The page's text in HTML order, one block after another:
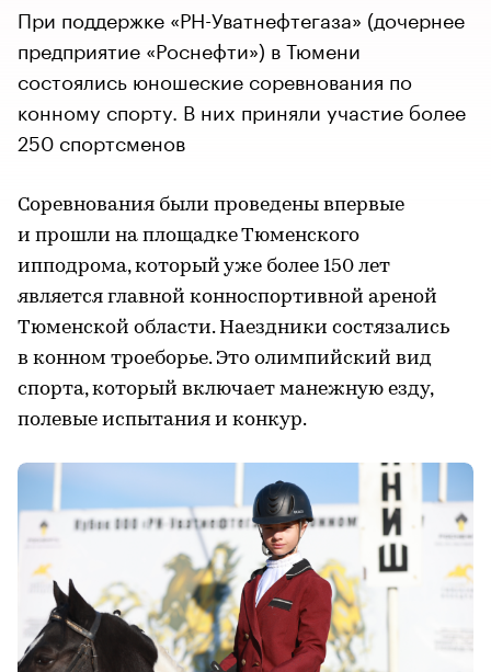
При поддержке «РН-Уватнефтегаза» (дочернее
предприятие «Роснефти») в Тюмени
состоялись юношеские соревнования по
конному спорту. В них приняли участие более
250 спортсменов
Соревнования были проведены впервые
и прошли на площадке Тюменского
ипподрома, который уже более 150 лет
является главной конноспортивной ареной
Тюменской области. Наездники состязались
в конном троеборье. Это олимпийский вид
спорта, который включает манежную езду,
полевые испытания и конкур.